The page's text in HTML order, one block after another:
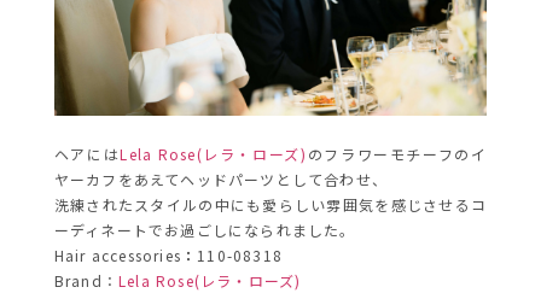
ヘアにはLela Rose(レラ・ローズ) のフラワーモチーフのイ
ヤーカフをあえてヘッドパーツとして合わせ、
洗練されたスタイルの中にも愛らしい雰囲気を感じさせるコ
ーディネートでお過ごしになられました。
Hair accessories ： 110-08318
Brand： Lela Rose(レラ・ローズ)